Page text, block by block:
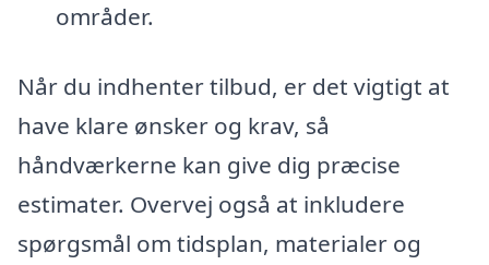
områder.
Når du indhenter tilbud, er det vigtigt at
have klare ønsker og krav, så
håndværkerne kan give dig præcise
estimater. Overvej også at inkludere
spørgsmål om tidsplan, materialer og